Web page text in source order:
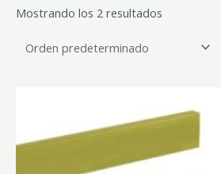
Mostrando los 2 resultados